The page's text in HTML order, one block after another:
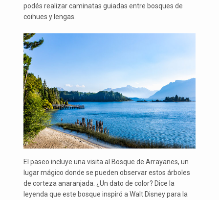
podés realizar caminatas guiadas entre bosques de
coihues y lengas.
El paseo incluye una visita al Bosque de Arrayanes, un
lugar mágico donde se pueden observar estos árboles
de corteza anaranjada. ¿Un dato de color? Dice la
leyenda que este bosque inspiró a Walt Disney para la